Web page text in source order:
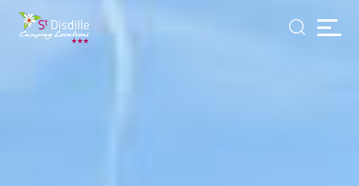
Panneau de gestion des cookies